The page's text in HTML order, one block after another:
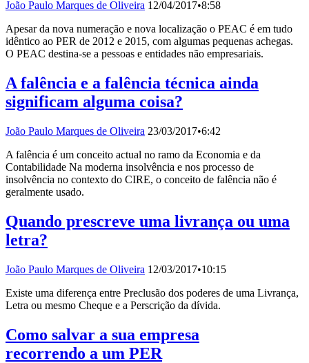
João Paulo Marques de Oliveira 12/04/2017•8:58
Apesar da nova numeração e nova localização o PEAC é em tudo
idêntico ao PER de 2012 e 2015, com algumas pequenas achegas.
O PEAC destina-se a pessoas e entidades não empresariais.
A falência e a falência técnica ainda
significam alguma coisa?
João Paulo Marques de Oliveira 23/03/2017•6:42
A falência é um conceito actual no ramo da Economia e da
Contabilidade Na moderna insolvência e nos processo de
insolvência no contexto do CIRE, o conceito de falência não é
geralmente usado.
Quando prescreve uma livrança ou uma
letra?
João Paulo Marques de Oliveira 12/03/2017•10:15
Existe uma diferença entre Preclusão dos poderes de uma Livrança,
Letra ou mesmo Cheque e a Perscrição da dívida.
Como salvar a sua empresa
recorrendo a um PER